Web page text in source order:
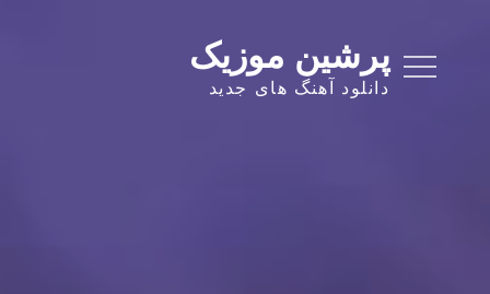
content
پرشین موزیک
دانلود آهنگ های جدید